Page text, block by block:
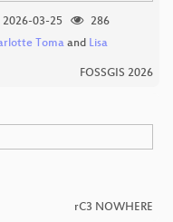
2026-03-25
286
Toma and Lisa
FOSSGIS 2026
rC3 NOWHERE